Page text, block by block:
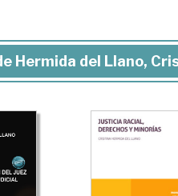
Hermida del Llano,